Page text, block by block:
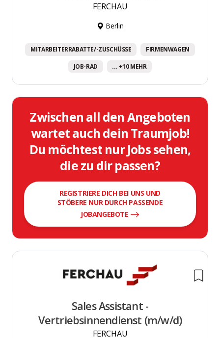
FERCHAU
Berlin
MITARBEITERRABATTE/-ZUSCHÜSSE FIRMENWAGEN
JOB-RAD ... +10 MEHR
Zwischen all den Angeboten
wartet auch dein Traumjob!
Du möchtest nur Jobs sehen,
die zu dir passen?
REGISTRIERE DICH BEI UNS UND
STÖBERE NUR DURCH PASSENDE
JOBANGEBOTE
Sales Assistant -
Vertriebsinnendienst (m/w/d)
FERCHAU